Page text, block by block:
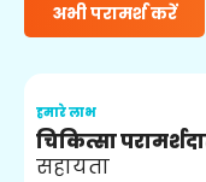
अभी परामर्श करें
हमारे लाभ
चिकित्सा
सहायता